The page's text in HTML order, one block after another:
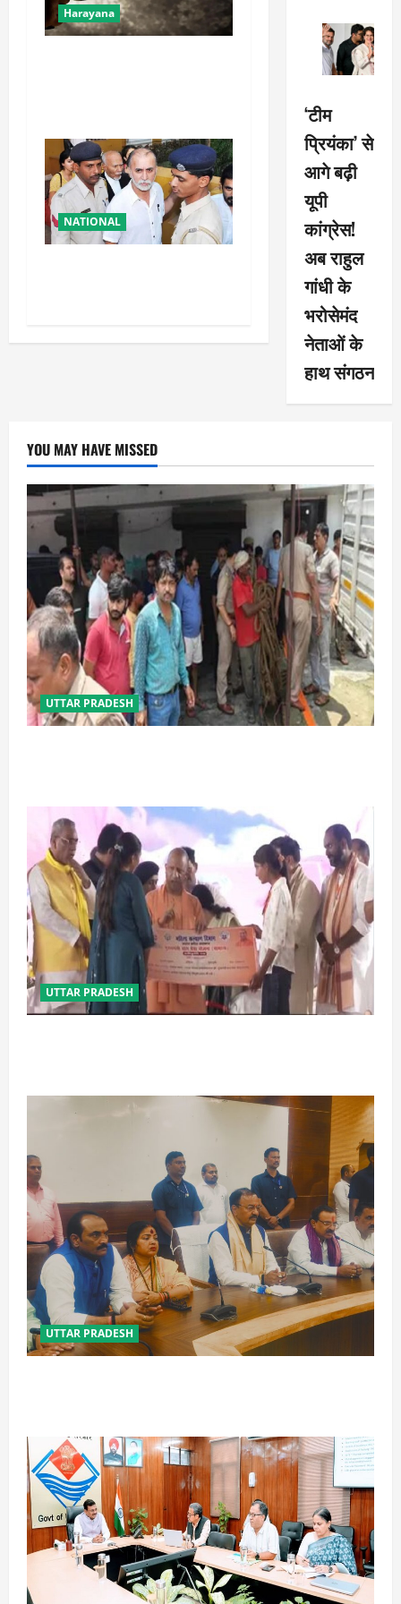
Harayana
NATIONAL
‘टीम
प्रियंका’ से
आगे बढ़ी
यूपी
कांग्रेस!
अब राहुल
गांधी के
भरोसेमंद
नेताओं के
हाथ संगठन
YOU MAY HAVE MISSED
UTTAR PRADESH
UTTAR PRADESH
UTTAR PRADESH